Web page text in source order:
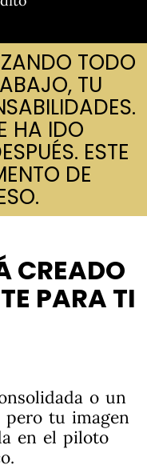
TODO
TU
HA IDO
ESTE
DE
CREADO
PARA TI
o un
tu imagen
en el piloto